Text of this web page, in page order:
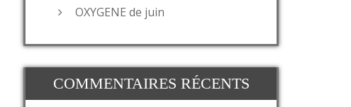
OXYGENE de juin
COMMENTAIRES RÉCENTS